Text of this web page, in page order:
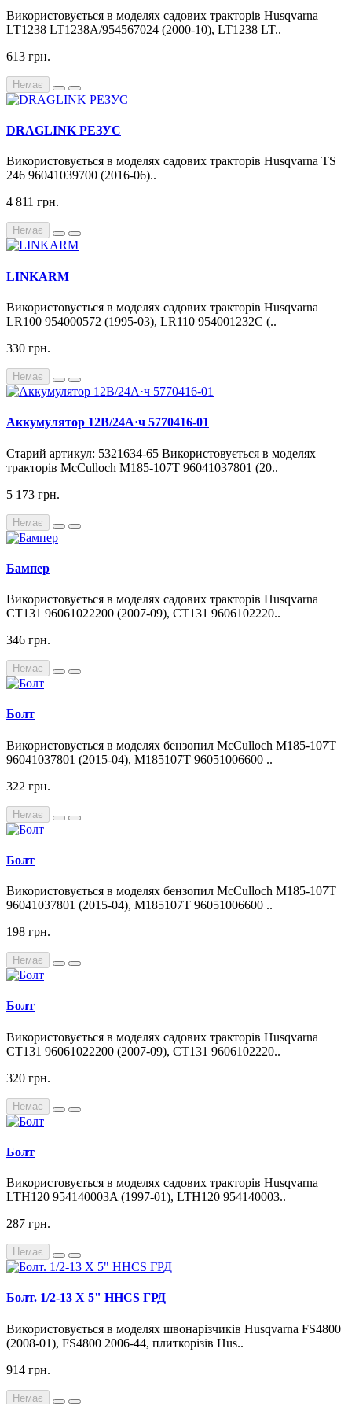
Використовується в моделях садових тракторів Husqvarna
LT1238 LT1238A/954567024 (2000-10), LT1238 LT..
613 грн.
Немає
DRAGLINK РЕЗУС
Використовується в моделях садових тракторів Husqvarna TS
246 96041039700 (2016-06)..
4 811 грн.
Немає
LINKARM
Використовується в моделях садових тракторів Husqvarna
LR100 954000572 (1995-03), LR110 954001232C (..
330 грн.
Немає
Аккумулятор 12В/24A·ч 5770416-01
Старий артикул: 5321634-65 Використовується в моделях
тракторів McCulloch M185-107T 96041037801 (20..
5 173 грн.
Немає
Бампер
Використовується в моделях садових тракторів Husqvarna
CT131 96061022200 (2007-09), CT131 9606102220..
346 грн.
Немає
Болт
Використовується в моделях бензопил McCulloch M185-107T
96041037801 (2015-04), M185107T 96051006600 ..
322 грн.
Немає
Болт
Використовується в моделях бензопил McCulloch M185-107T
96041037801 (2015-04), M185107T 96051006600 ..
198 грн.
Немає
Болт
Використовується в моделях садових тракторів Husqvarna
CT131 96061022200 (2007-09), CT131 9606102220..
320 грн.
Немає
Болт
Використовується в моделях садових тракторів Husqvarna
LTH120 954140003A (1997-01), LTH120 954140003..
287 грн.
Немає
Болт. 1/2-13 Х 5" HHCS ГРД
Використовується в моделях швонарізчиків Husqvarna FS4800
(2008-01), FS4800 2006-44, плиткорізів Hus..
914 грн.
Немає